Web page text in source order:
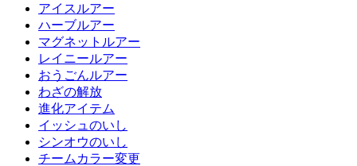
アイスルアー
ハーブルアー
マグネットルアー
レイニールアー
おうごんルアー
わざの解放
進化アイテム
イッシュのいし
シンオウのいし
チームカラー変更